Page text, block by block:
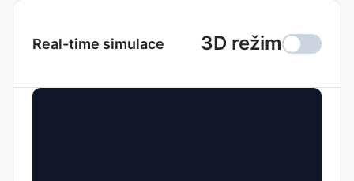
Real-time simulace 3D režim